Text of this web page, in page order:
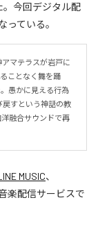
。今回デジタル配
っている。
アマテラスが岩戸に
ことなく舞を踊
愚かに見える行為
戻すという神話の教
融合サウンドで再
MUSIC、
楽配信サービスで